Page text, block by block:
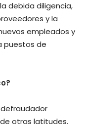
debida diligencia,
y la
empleados y
puestos de
defraudador
otras latitudes.